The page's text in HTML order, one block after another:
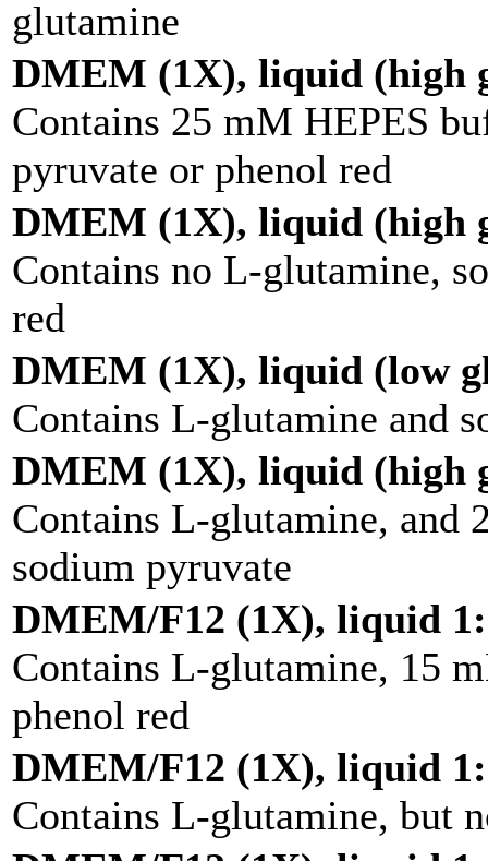
glutamine
DMEM (1X), liquid (high
Contains 25 mM HEPES
pyruvate or phenol red
DMEM (1X), liquid (high
Contains no L-glutamine,
red
DMEM (1X), liquid (low
Contains L-glutamine and
DMEM (1X), liquid (high
Contains L-glutamine, and
sodium pyruvate
DMEM/F12 (1X), liquid
Contains L-glutamine, 15
phenol red
DMEM/F12 (1X), liquid
Contains L-glutamine, but